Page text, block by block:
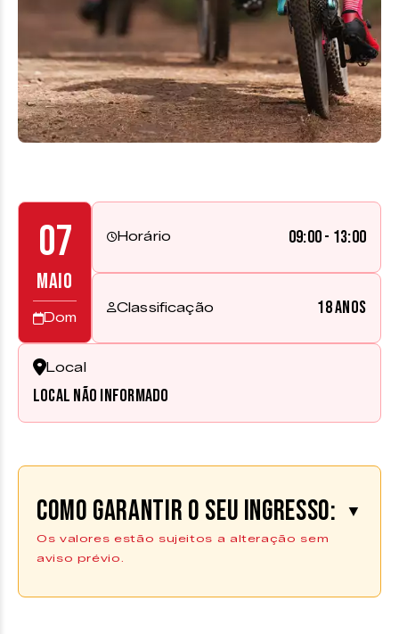
07
MAIO
Dom
Horário 09:00 - 13:00
Classificação 18 anos
Local
Local não informado
Como garantir o seu ingresso: ▼
Os valores estão sujeitos a alteração sem
aviso prévio.